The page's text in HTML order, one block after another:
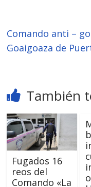
Comando anti –
Goaigoaza de
También
Fugados 16
reos del
Comando «La